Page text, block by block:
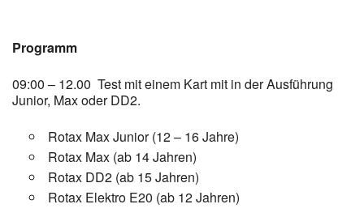
Programm
09:00 – 12.00 Test mit einem Kart mit in der Ausführung
Junior, Max oder DD2.
Rotax Max Junior (12 – 16 Jahre)
Rotax Max (ab 14 Jahren)
Rotax DD2 (ab 15 Jahren)
Rotax Elektro E20 (ab 12 Jahren)